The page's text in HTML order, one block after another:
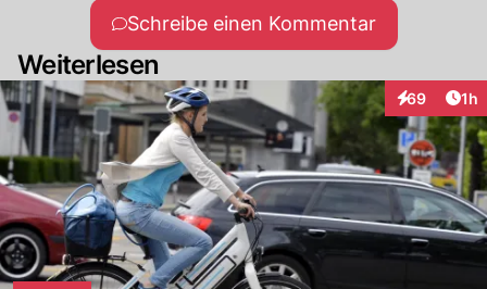
Schreibe einen Kommentar
Weiterlesen
69
Interaktionen
1h